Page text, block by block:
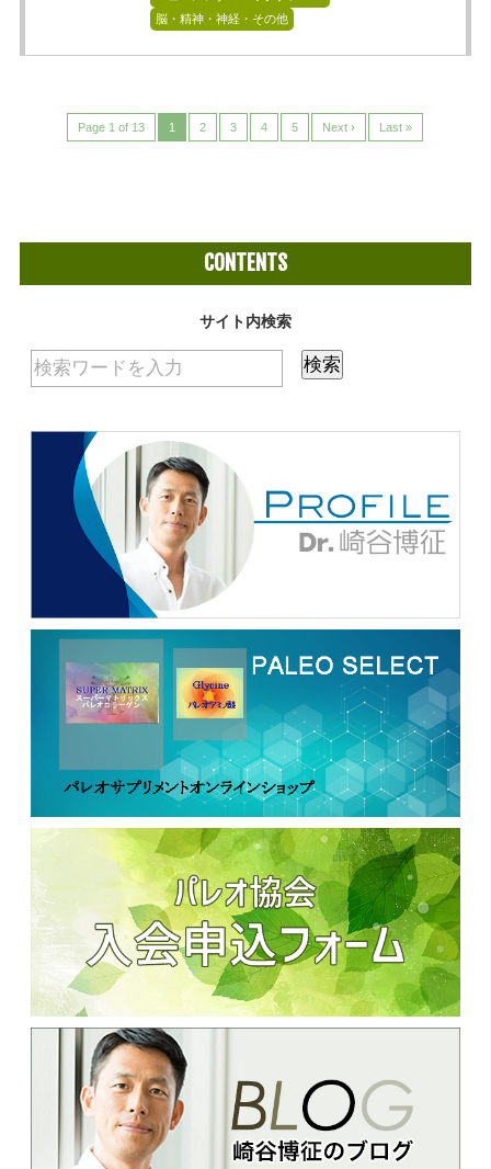
脳・精神・神経・その他
Page 1 of 13 1 2 3 4 5 Next › Last »
CONTENTS
サイト内検索